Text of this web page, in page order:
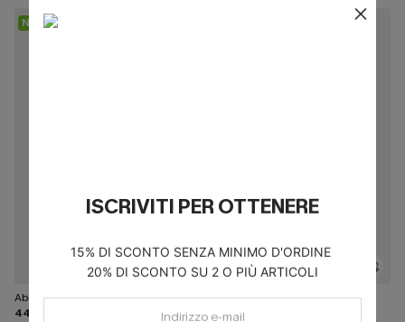
NUOVO
Abito corto beige lungo la costa
44,00 €
Mini abito copricostume beige
Poolside Spritz
ISCRIVITI PER OTTENERE
15% DI SCONTO SENZA MINIMO D'ORDINE
20% DI SCONTO SU 2 O PIÙ ARTICOLI